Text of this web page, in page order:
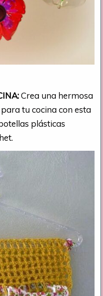
Crea una hermosa
tu cocina con esta
plásticas